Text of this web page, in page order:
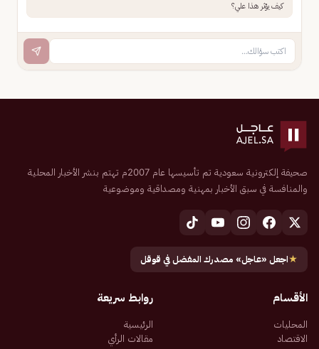
كيف يؤثر هذا علي؟
صحيفة إلكترونية سعودية تم تأسيسها عام 2007م تهتم بنشر الأخبار المحلية
والمنافسة في سبق الأخبار بمهنية ومصداقية وموضوعية
★اجعل «عاجل» مصدرك المفضل في قوقل
الأقسام
المحليات
الاقتصاد
روابط سريعة
الرئيسية
مقالات الرأي